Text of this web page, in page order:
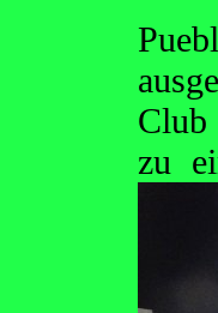
Club
zu